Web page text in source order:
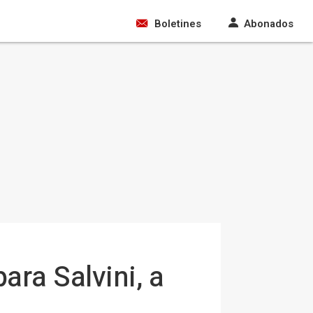
Boletines Abonados
Salvini, a